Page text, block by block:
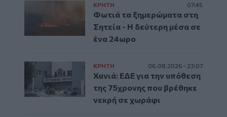
ΚΡΗΤΗ 07:45
Φωτιά τα ξημερώματα στη
Σητεία - Η δεύτερη μέσα σε
ένα 24ωρο
ΚΡΗΤΗ 06.08.2026 - 23:07
Χανιά: ΕΔΕ για την υπόθεση
της 75χρονης που βρέθηκε
νεκρή σε χωράφι